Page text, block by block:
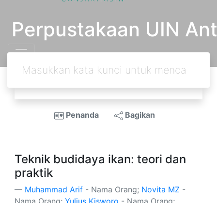
Perpustakaan UIN
Penanda Bagikan
Teknik budidaya ikan: teori dan
praktik
Muhammad Arif - Nama Orang; Novita MZ -
Nama Orang; Yulius Kisworo - Nama Orang;